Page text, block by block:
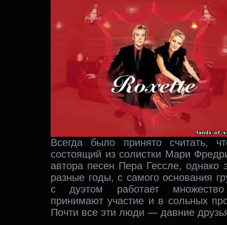
Всегда было принято считать,
состоящий из солистки Мари
автора песен Пера Гессле, однако
разные годы, с самого основания
с дуэтом работает
принимают участие и в сольных
Почти все эти люди — давние